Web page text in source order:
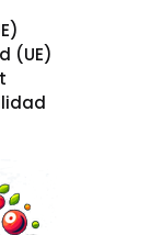
(UE)